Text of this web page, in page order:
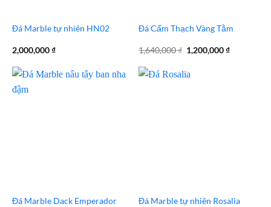
Đá Marble tự nhiên HN02
2,000,000₫
Đá Cẩm Thạch Vàng Tằm
1,640,000₫ Giá
gốc
1,640,000 ₫.
1,200,000₫Giá
Đá Marble Dack Emperador Đá Marble tự nhiên Rosalia